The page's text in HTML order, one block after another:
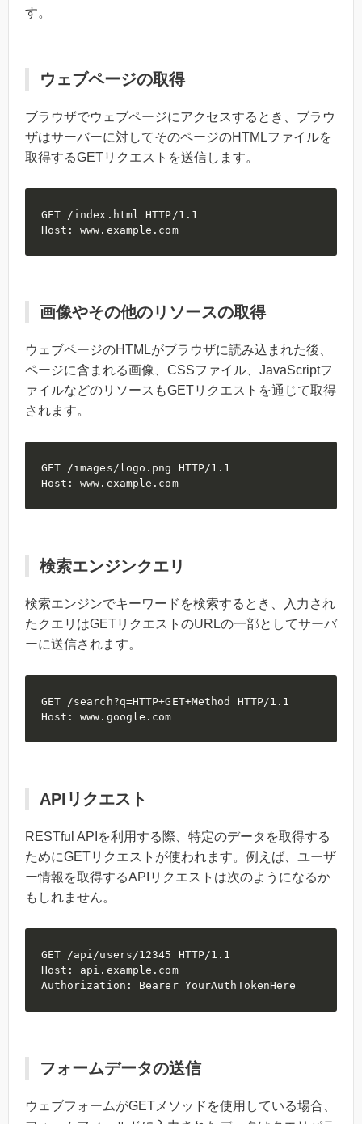
す。
ウェブページの取得
ブラウザでウェブページにアクセスするとき、ブラウ
ザはサーバーに対してそのページのHTMLファイルを
取得するGETリクエストを送信します。
GET /index.html HTTP/1.1
Host: www.example.com
画像やその他のリソースの取得
ウェブページのHTMLがブラウザに読み込まれた後、
ページに含まれる画像、CSSファイル、JavaScriptフ
ァイルなどのリソースもGETリクエストを通じて取得
されます。
GET /images/logo.png HTTP/1.1
Host: www.example.com
検索エンジンクエリ
検索エンジンでキーワードを検索するとき、入力され
たクエリはGETリクエストのURLの一部としてサーバ
ーに送信されます。
GET /search?q=HTTP+GET+Method HTTP/1.1
Host: www.google.com
APIリクエスト
RESTful APIを利用する際、特定のデータを取得する
ためにGETリクエストが使われます。例えば、ユーザ
ー情報を取得するAPIリクエストは次のようになるか
もしれません。
GET /api/users/12345 HTTP/1.1
Host: api.example.com
Authorization: Bearer YourAuthTokenHere
フォームデータの送信
ウェブフォームがGETメソッドを使用している場合、